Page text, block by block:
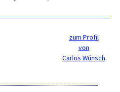
zum Profil
von
Carlos Wünsch